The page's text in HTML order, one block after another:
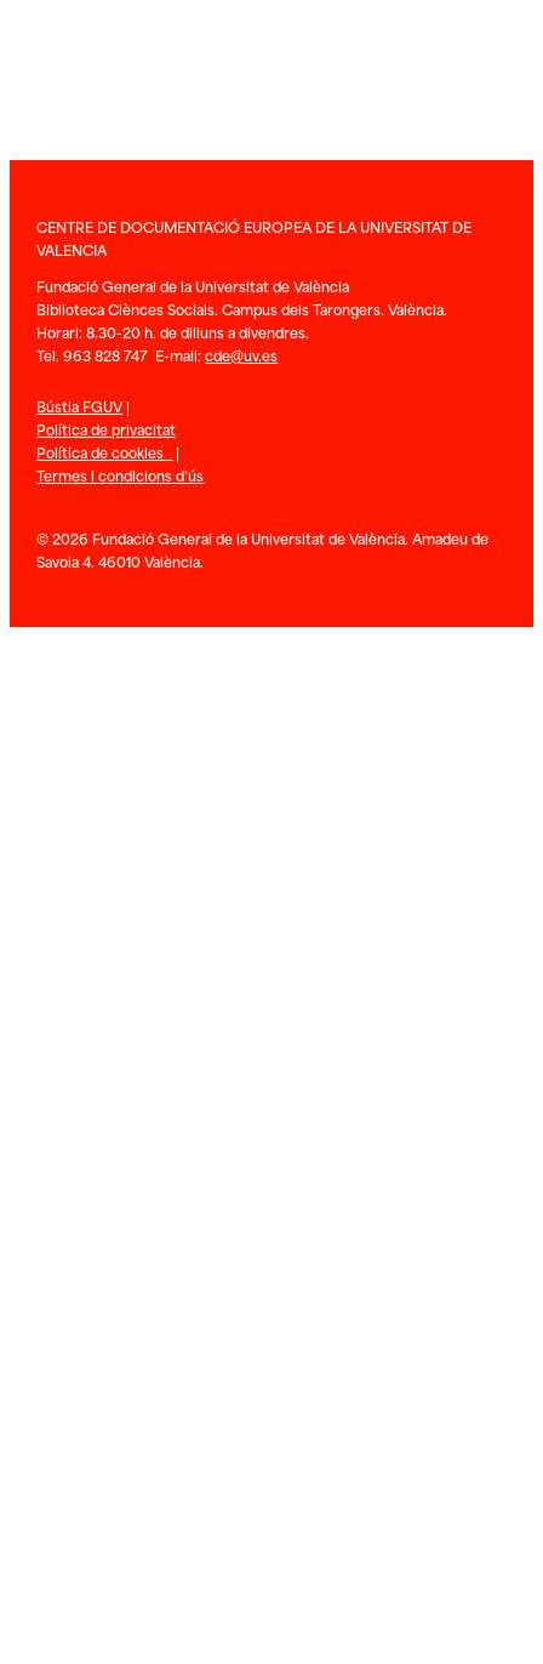
CENTRE DE DOCUMENTACIÓ EUROPEA DE LA UNIVERSITAT DE
VALENCIA
Fundació General de la Universitat de València
Biblioteca Ciènces Socials. Campus dels Tarongers. València.
Horari: 8.30-20 h. de dilluns a divendres.
Tel. 963 828 747 E-mail:cde@uv.es
Bústia FGUV|
Política de privacitat
Política de cookies |
Termes i condicions d’ús
© 2026 Fundació General de la Universitat de València. Amadeu de
Savoia 4. 46010 València.